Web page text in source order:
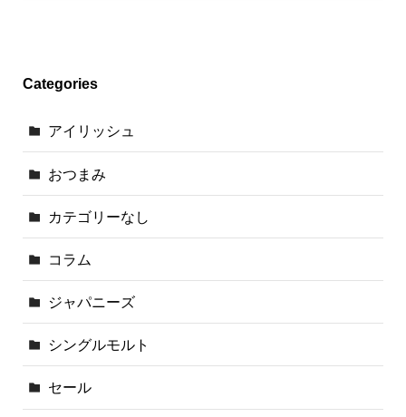
Categories
アイリッシュ
おつまみ
カテゴリーなし
コラム
ジャパニーズ
シングルモルト
セール